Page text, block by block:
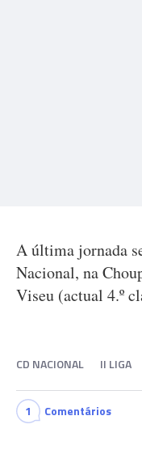
A última jornada
Nacional, na
Viseu (actual 4.º
CD NACIONAL II LIGA
1 Comentários